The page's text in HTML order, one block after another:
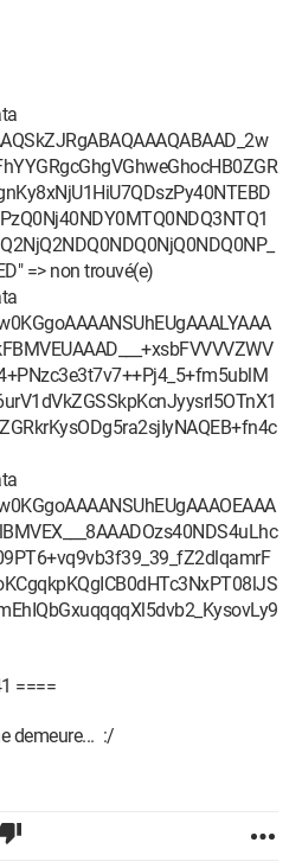
=> non trouvé(e)
====
demeure... :/